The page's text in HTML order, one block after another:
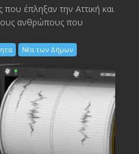
που έπληξαν την Αττική και
ανθρώπους που
Νέα των Δήμων